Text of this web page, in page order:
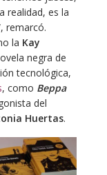
realidad, es la
remarcó.
la Kay
negra de
tecnológica,
, como Beppa
del
Huertas.